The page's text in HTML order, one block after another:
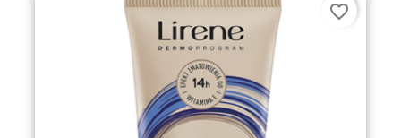
favorite_border